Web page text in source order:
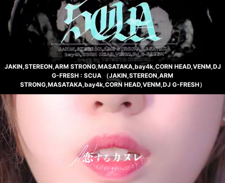
JAKIN,STEREON,ARM STRONG,MASATAKA,bay4k,CORN HEAD,VENM,DJ
G-FRESH : SCUA （JAKIN,STEREON,ARM
STRONG,MASATAKA,bay4k,CORN HEAD,VENM,DJ G-FRESH）